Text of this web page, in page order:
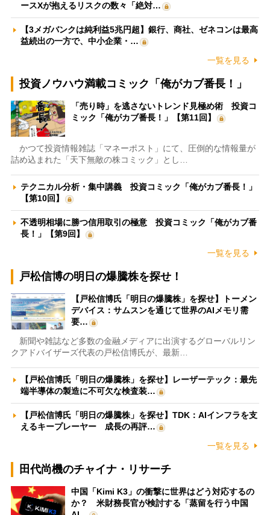
ースXが抱えるリスクの数々「絶対…
【3メガバンクは純利益5兆円超】銀行、商社、ゼネコンは最高
益続出の一方で、中小企業・…
一覧を見る
投資ノウハウ満載コミック「俺がカブ番長！」
「売り時」を逃さないトレンド見極め術 投資コ
ミック「俺がカブ番長！」【第11回】
かつて投資情報雑誌「マネーポスト」にて、圧倒的な情報量が
詰め込まれた「天下無敵の株コミック」とし…
テクニカル分析・集中講義 投資コミック「俺がカブ番長！」
【第10回】
不透明相場に勝つ信用取引の極意 投資コミック「俺がカブ番
長！」【第9回】
一覧を見る
戸松信博の明日の爆騰株を探せ！
【戸松信博氏「明日の爆騰株」を探せ】トーメン
デバイス：サムスンを通じて世界のAIメモリ需
要…
新聞や雑誌など多数の金融メディアに出演するグローバルリン
クアドバイザーズ代表の戸松信博氏が、最新…
【戸松信博氏「明日の爆騰株」を探せ】レーザーテック：最先
端半導体の製造に不可欠な検査装…
【戸松信博氏「明日の爆騰株」を探せ】TDK：AIインフラを支
えるキープレーヤー 成長の再評…
一覧を見る
田代尚機のチャイナ・リサーチ
中国「Kimi K3」の衝撃に世界はどう対応するの
か？ 米財務長官が検討する「蒸留を行う中国